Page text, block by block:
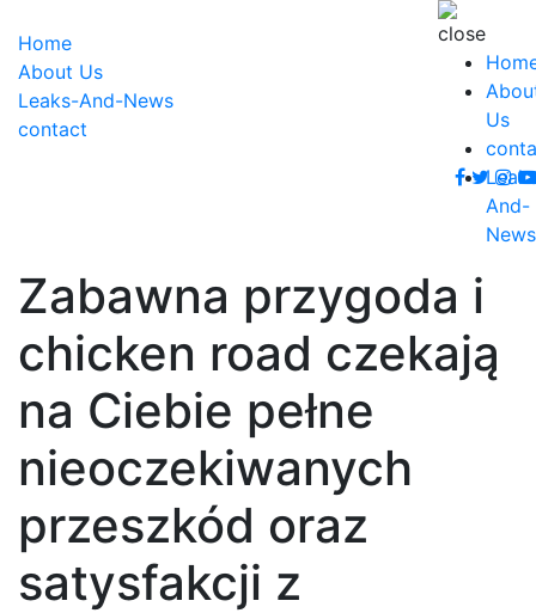
Us
And-
News
Home
About Us
Leaks-And-News
contact
Zabawna przygoda i
chicken road czekają
na Ciebie pełne
nieoczekiwanych
przeszkód oraz
satysfakcji z